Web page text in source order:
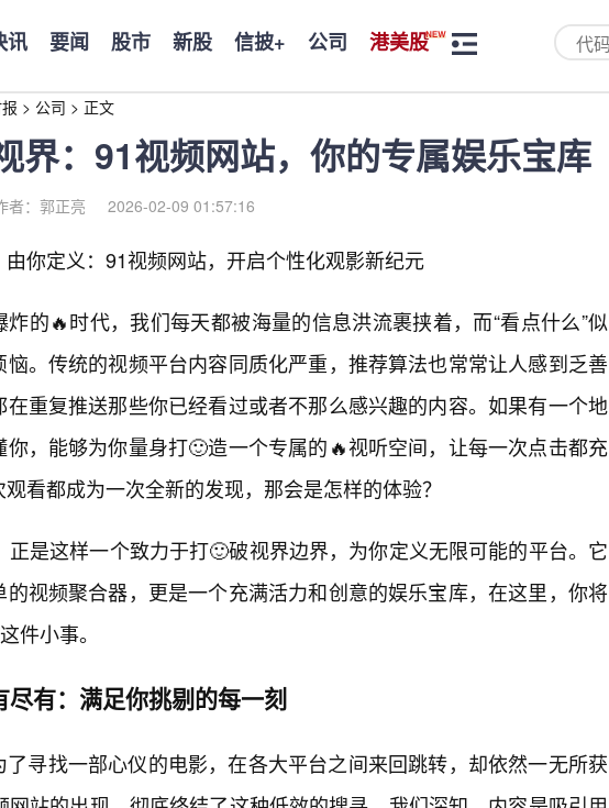
讯 要闻 股市 新股 信披+ 公司 港美股
> 公司 > 正文
界：91视频网站，你的专属娱乐宝库
者：郭正亮 2026-02-09 01:57:16
你定义：91视频网站，开启个性化观影新纪元
的🔥时代，我们每天都被海量的信息洪流裹挟着，而“看点什么”似
恼。传统的视频平台内容同质化严重，推荐算法也常常让人感到乏善
在重复推送那些你已经看过或者不那么感兴趣的内容。如果有一个地
，能够为你量身打🙂造一个专属的🔥视听空间，让每一次点击都充
看都成为一次全新的发现，那会是怎样的体验？
正是这样一个致力于打🙂破视界边界，为你定义无限可能的平台。它
的视频聚合器，更是一个充满活力和创意的娱乐宝库，在这里，你将
件小事。
尽有：满足你挑剔的每一刻
了寻找一部心仪的电影，在各大平台之间来回跳转，却依然一无所获